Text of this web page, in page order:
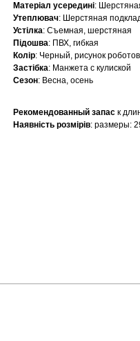
Матеріал усередині:
Утеплювач: Шерстяная
Устілка: Съемная, шерстяная
Підошва: ПВХ, гибкая
Колір: Черный, рисунок роботов
Застібка: Манжета с кулиской
Сезон: Весна, осень
Рекомендованный запаск
Наявність розмірів: размеры: